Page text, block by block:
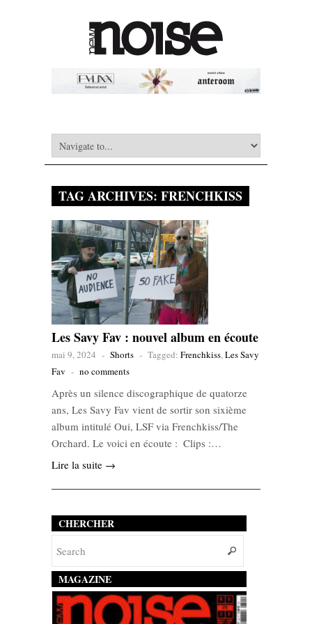
TAG ARCHIVES: FRENCHKISS
Les Savy Fav : nouvel album en écoute
mai 9, 2024 - Shorts - Tagged: Frenchkiss,Les Savy
Fav - no comments
Après un silence discographique de quatorze
ans, Les Savy Fav vient de sortir son sixième
album intitulé Oui, LSF via Frenchkiss/The
Orchard. Le voici en écoute : Clips :…
Lire la suite →
CHERCHER
MAGAZINE